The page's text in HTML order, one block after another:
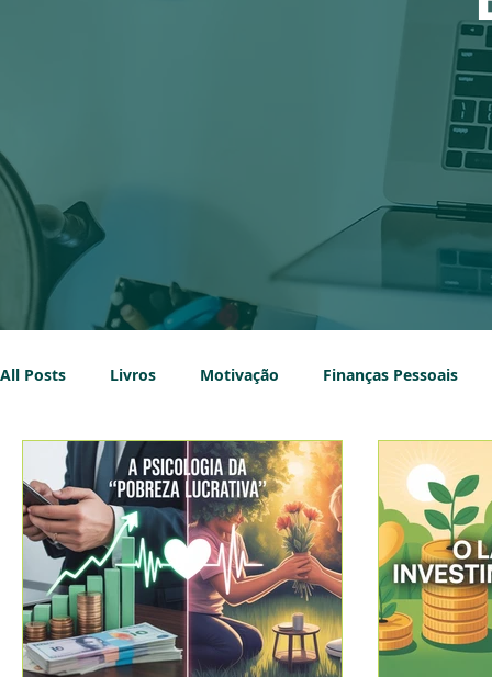
All Posts Livros Motivação Finanças Pessoais
Imobiliário Sustentabilidade Impostos